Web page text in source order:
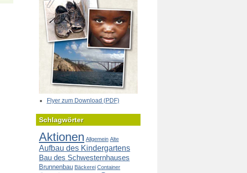
Flyer zum Download (PDF)
Schlagwörter
Aktionen Allgemein Alte
Aufbau des Kindergartens
Bau des Schwesternhauses
Brunnenbau Bäckerei Container